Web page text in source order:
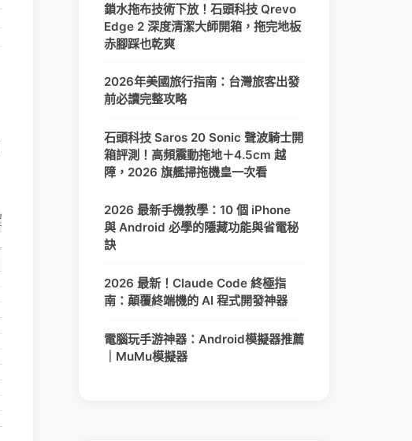
鎖水拖布技術下放！石頭科技 Qrevo
Edge 2 深度清潔大師開箱，拖完地板
赤腳踩也乾爽
2026年美國旅行指南：台灣旅客出發
前必讀完整攻略
石頭科技 Saros 20 Sonic 聲波騎士開
箱評測！高頻震動拖地＋4.5cm 越
障，2026 旗艦掃拖機皇一次看
2026 最新手機教學：10 個 iPhone
與 Android 必學的隱藏功能與省電秘
訣
2026 最新！Claude Code 終極指
南：顛覆終端機的 AI 程式開發神器
電腦玩手游神器：Android模擬器推薦
｜MuMu模擬器